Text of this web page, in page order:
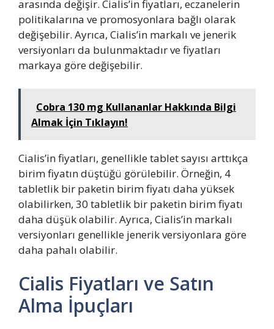
arasında değişir. Cialis’in fiyatları, eczanelerin
politikalarına ve promosyonlara bağlı olarak
değişebilir. Ayrıca, Cialis’in markalı ve jenerik
versiyonları da bulunmaktadır ve fiyatları
markaya göre değişebilir.
Cobra 130 mg Kullananlar Hakkında Bilgi
Almak İçin Tıklayın!
Cialis’in fiyatları, genellikle tablet sayısı arttıkça
birim fiyatın düştüğü görülebilir. Örneğin, 4
tabletlik bir paketin birim fiyatı daha yüksek
olabilirken, 30 tabletlik bir paketin birim fiyatı
daha düşük olabilir. Ayrıca, Cialis’in markalı
versiyonları genellikle jenerik versiyonlara göre
daha pahalı olabilir.
Cialis Fiyatları ve Satın
Alma İpuçları